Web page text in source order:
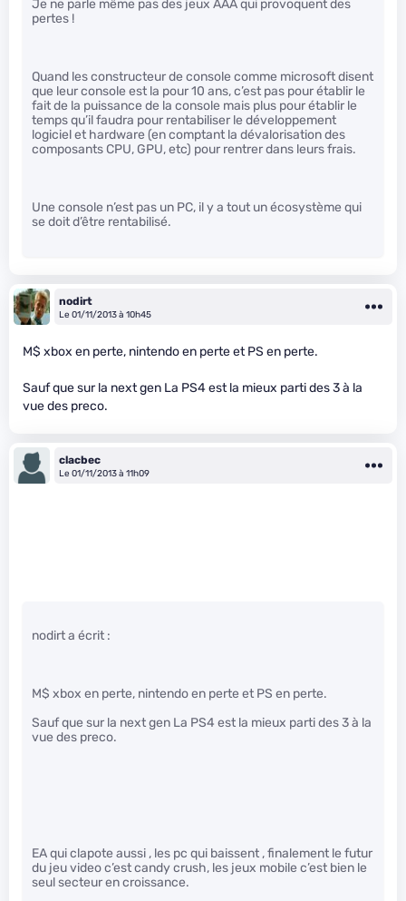
Je ne parle même pas des jeux AAA qui provoquent des
pertes !
Quand les constructeur de console comme microsoft disent
que leur console est la pour 10 ans, c’est pas pour établir le
fait de la puissance de la console mais plus pour établir le
temps qu’il faudra pour rentabiliser le développement
logiciel et hardware (en comptant la dévalorisation des
composants CPU, GPU, etc) pour rentrer dans leurs frais.
Une console n’est pas un PC, il y a tout un écosystème qui
se doit d’être rentabilisé.
nodirt
Le 01/11/2013 à 10h45
M$ xbox en perte, nintendo en perte et PS en perte.
Sauf que sur la next gen La PS4 est la mieux parti des 3 à la
vue des preco.
clacbec
Le 01/11/2013 à 11h09
nodirt a écrit :
M$ xbox en perte, nintendo en perte et PS en perte.
Sauf que sur la next gen La PS4 est la mieux parti des 3 à la
vue des preco.
EA qui clapote aussi , les pc qui baissent , finalement le futur
du jeu video c’est candy crush, les jeux mobile c’est bien le
seul secteur en croissance.